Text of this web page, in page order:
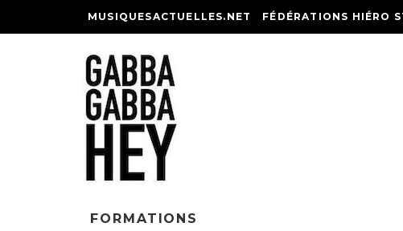
MUSIQUESACTUELLES.NET FÉDÉRATIONS HIÉRO
FORMATIONS